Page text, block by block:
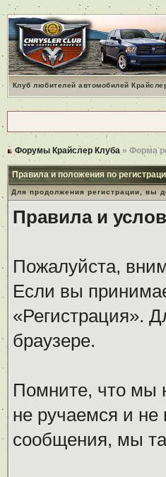
Клуб любителей автомобилей
Форумы Крайслер Клуба » Форма
Правила и положения по
Для продолжения регистрации, вы
Правила и
Пожалуйста,
Если вы
«Регистрация».
браузере.
Помните, что мы
не ручаемся и не
сообщения, мы